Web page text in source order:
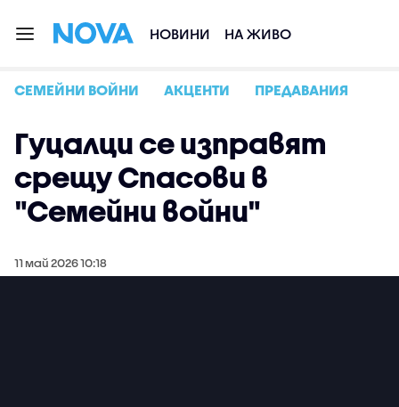
НОВИНИ НА ЖИВО
СЕМЕЙНИ ВОЙНИ АКЦЕНТИ ПРЕДАВАНИЯ
Гуцалци се изправят
срещу Спасови в
"Семейни войни"
11 май 2026 10:18